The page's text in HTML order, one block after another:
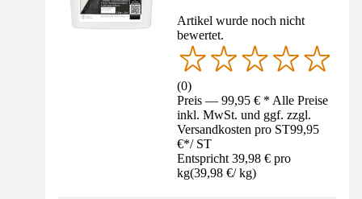
Artikel wurde noch nicht
bewertet.
(0)
Preis — 99,95 € * Alle Preise
inkl. MwSt. und ggf. zzgl.
Versandkosten pro ST99,95
€*/ ST
Entspricht 39,98 € pro
kg(39,98 €/ kg)